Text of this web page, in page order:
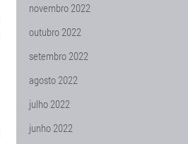
novembro 2022
outubro 2022
setembro 2022
agosto 2022
julho 2022
junho 2022